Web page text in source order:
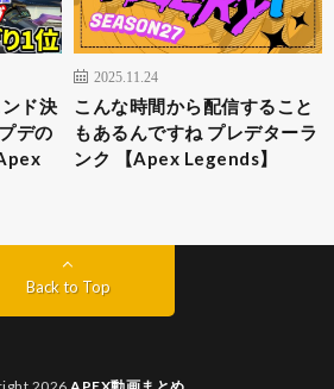
ド決
デの
2025.11.24
こんな時間から配信すること
もあるんですね プレデターラ
ンク 【Apex Legends】
Back to Top